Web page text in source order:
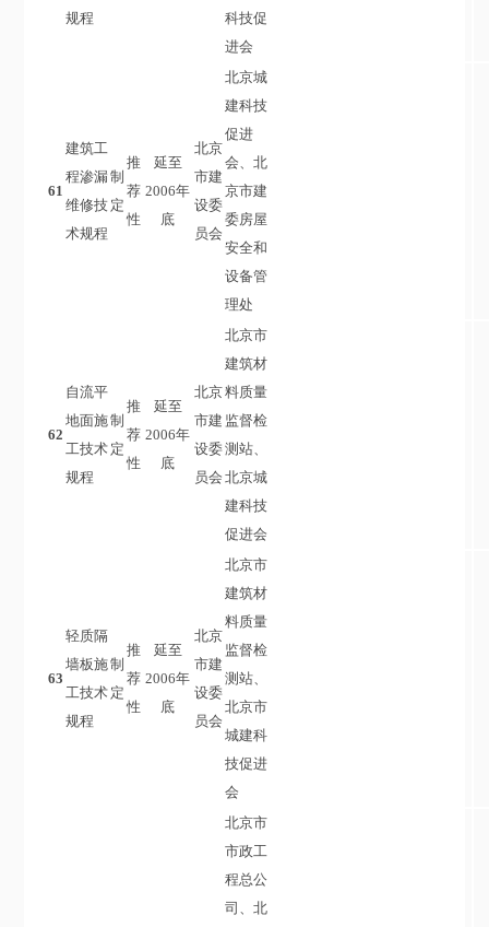
规程
科技促
进会
61
建筑工
程渗漏
维修技
术规程
制
定
推
荐
性
延至
2006年
底
北京
市建
设委
员会
北京城
建科技
促进
会、北
京市建
委房屋
安全和
设备管
理处
62
自流平
地面施
工技术
规程
制
定
推
荐
性
延至
2006年
底
北京
市建
设委
员会
北京市
建筑材
料质量
监督检
测站、
北京城
建科技
促进会
63
轻质隔
墙板施
工技术
规程
制
定
推
荐
性
延至
2006年
底
北京
市建
设委
员会
北京市
建筑材
料质量
监督检
测站、
北京市
城建科
技促进
会
北京市
市政工
程总公
司、北